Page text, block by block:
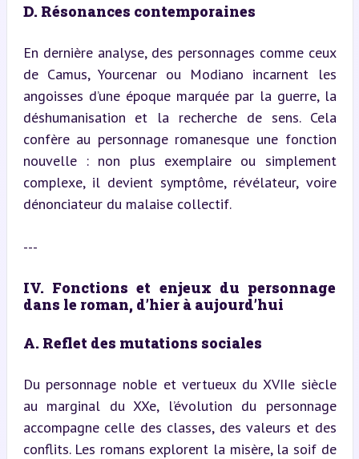
D. Résonances contemporaines
En dernière analyse, des personnages comme ceux
de Camus, Yourcenar ou Modiano incarnent les
angoisses d’une époque marquée par la guerre, la
déshumanisation et la recherche de sens. Cela
confère au personnage romanesque une fonction
nouvelle : non plus exemplaire ou simplement
complexe, il devient symptôme, révélateur, voire
dénonciateur du malaise collectif.
---
IV. Fonctions et enjeux du personnage
dans le roman, d’hier à aujourd’hui
A. Reflet des mutations sociales
Du personnage noble et vertueux du XVIIe siècle
au marginal du XXe, l’évolution du personnage
accompagne celle des classes, des valeurs et des
conflits. Les romans explorent la misère, la soif de